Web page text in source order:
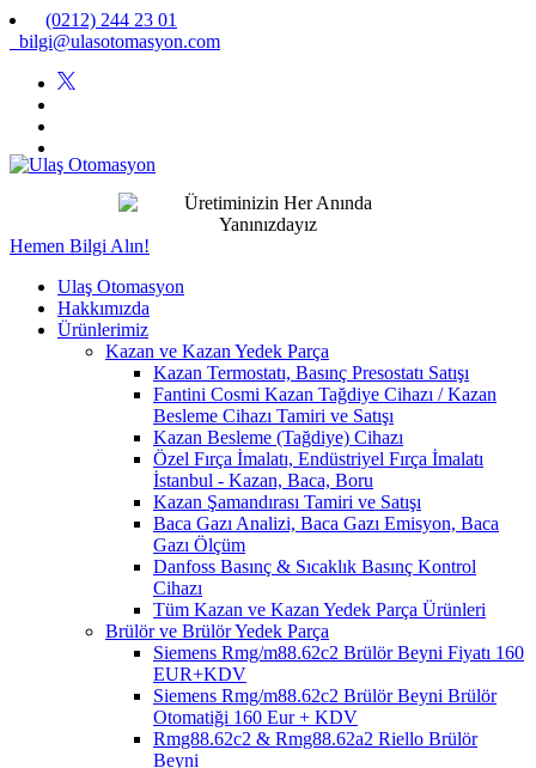
(0212) 244 23 01
bilgi@ulasotomasyon.com
Hemen Bilgi Alın!
Ulaş Otomasyon
Hakkımızda
Ürünlerimiz
Kazan ve Kazan Yedek Parça
Kazan Termostatı, Basınç Presostatı Satışı
Fantini Cosmi Kazan Tağdiye Cihazı / Kazan
Besleme Cihazı Tamiri ve Satışı
Kazan Besleme (Tağdiye) Cihazı
Özel Fırça İmalatı, Endüstriyel Fırça İmalatı
İstanbul - Kazan, Baca, Boru
Kazan Şamandırası Tamiri ve Satışı
Baca Gazı Analizi, Baca Gazı Emisyon, Baca
Gazı Ölçüm
Danfoss Basınç & Sıcaklık Basınç Kontrol
Cihazı
Tüm Kazan ve Kazan Yedek Parça Ürünleri
Brülör ve Brülör Yedek Parça
Siemens Rmg/m88.62c2 Brülör Beyni Fiyatı 160
EUR+KDV
Siemens Rmg/m88.62c2 Brülör Beyni Brülör
Otomatiği 160 Eur + KDV
Rmg88.62c2 & Rmg88.62a2 Riello Brülör
Beyni